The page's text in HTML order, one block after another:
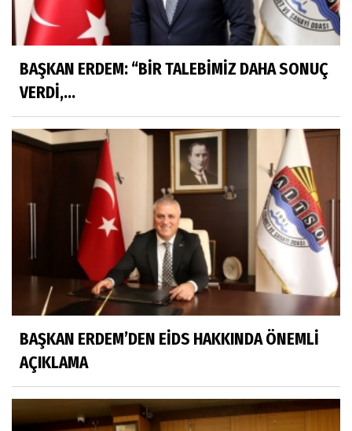
BAŞKAN ERDEM: “BİR TALEBİMİZ DAHA SONUÇ
VERDİ,...
BAŞKAN ERDEM’DEN EİDS HAKKINDA ÖNEMLİ
AÇIKLAMA